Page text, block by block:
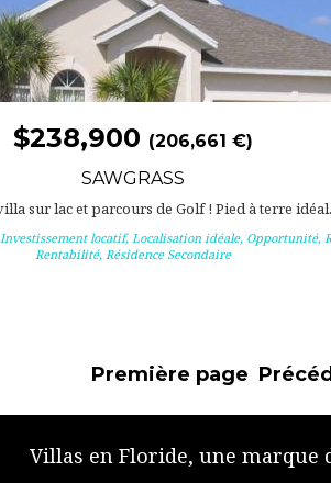
$238,900 (206,661 €)
SAWGRASS
sur lac et parcours de Golf ! Pied à terre
Investissement locatif, Localisation idéale, Opportunité,
Rentabilité, Résidence Secondaire
Première page
Villas en Floride, une marque